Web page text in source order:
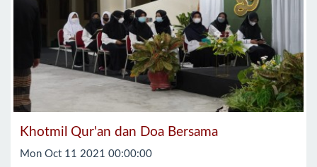
Khotmil Qur'an dan Doa Bersama
Mon Oct 11 2021 00:00:00